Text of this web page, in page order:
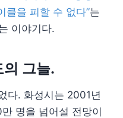
클을 피할 수 없다”는
이야기다.
그늘.
다. 화성시는 2001년
명을 넘어설 전망이